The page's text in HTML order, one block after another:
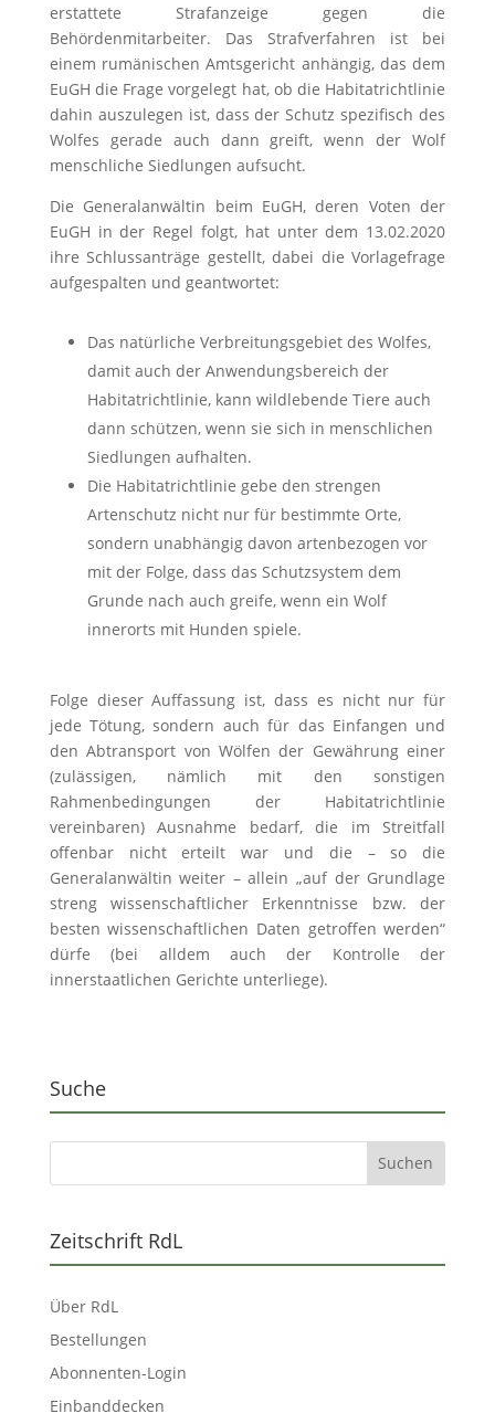
erstattete Strafanzeige gegen die
Behördenmitarbeiter. Das Strafverfahren ist bei
einem rumänischen Amtsgericht anhängig, das dem
EuGH die Frage vorgelegt hat, ob die Habitatrichtlinie
dahin auszulegen ist, dass der Schutz spezifisch des
Wolfes gerade auch dann greift, wenn der Wolf
menschliche Siedlungen aufsucht.
Die Generalanwältin beim EuGH, deren Voten der
EuGH in der Regel folgt, hat unter dem 13.02.2020
ihre Schlussanträge gestellt, dabei die Vorlagefrage
aufgespalten und geantwortet:
Das natürliche Verbreitungsgebiet des Wolfes,
damit auch der Anwendungsbereich der
Habitatrichtlinie, kann wildlebende Tiere auch
dann schützen, wenn sie sich in menschlichen
Siedlungen aufhalten.
Die Habitatrichtlinie gebe den strengen
Artenschutz nicht nur für bestimmte Orte,
sondern unabhängig davon artenbezogen vor
mit der Folge, dass das Schutzsystem dem
Grunde nach auch greife, wenn ein Wolf
innerorts mit Hunden spiele.
Folge dieser Auffassung ist, dass es nicht nur für
jede Tötung, sondern auch für das Einfangen und
den Abtransport von Wölfen der Gewährung einer
(zulässigen, nämlich mit den sonstigen
Rahmenbedingungen der Habitatrichtlinie
vereinbaren) Ausnahme bedarf, die im Streitfall
offenbar nicht erteilt war und die – so die
Generalanwältin weiter – allein „auf der Grundlage
streng wissenschaftlicher Erkenntnisse bzw. der
besten wissenschaftlichen Daten getroffen werden“
dürfe (bei alldem auch der Kontrolle der
innerstaatlichen Gerichte unterliege).
Suche
Zeitschrift RdL
Über RdL
Bestellungen
Abonnenten-Login
Einbanddecken